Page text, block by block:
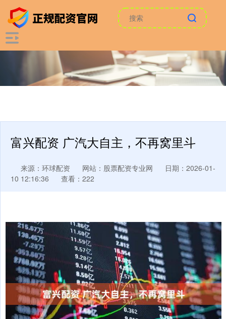
富兴配资 广汽大自主，不再窝里斗
来源：环球配资 网站：股票配资专业网
日期：2026-01-
10 12:16:36
查看：222